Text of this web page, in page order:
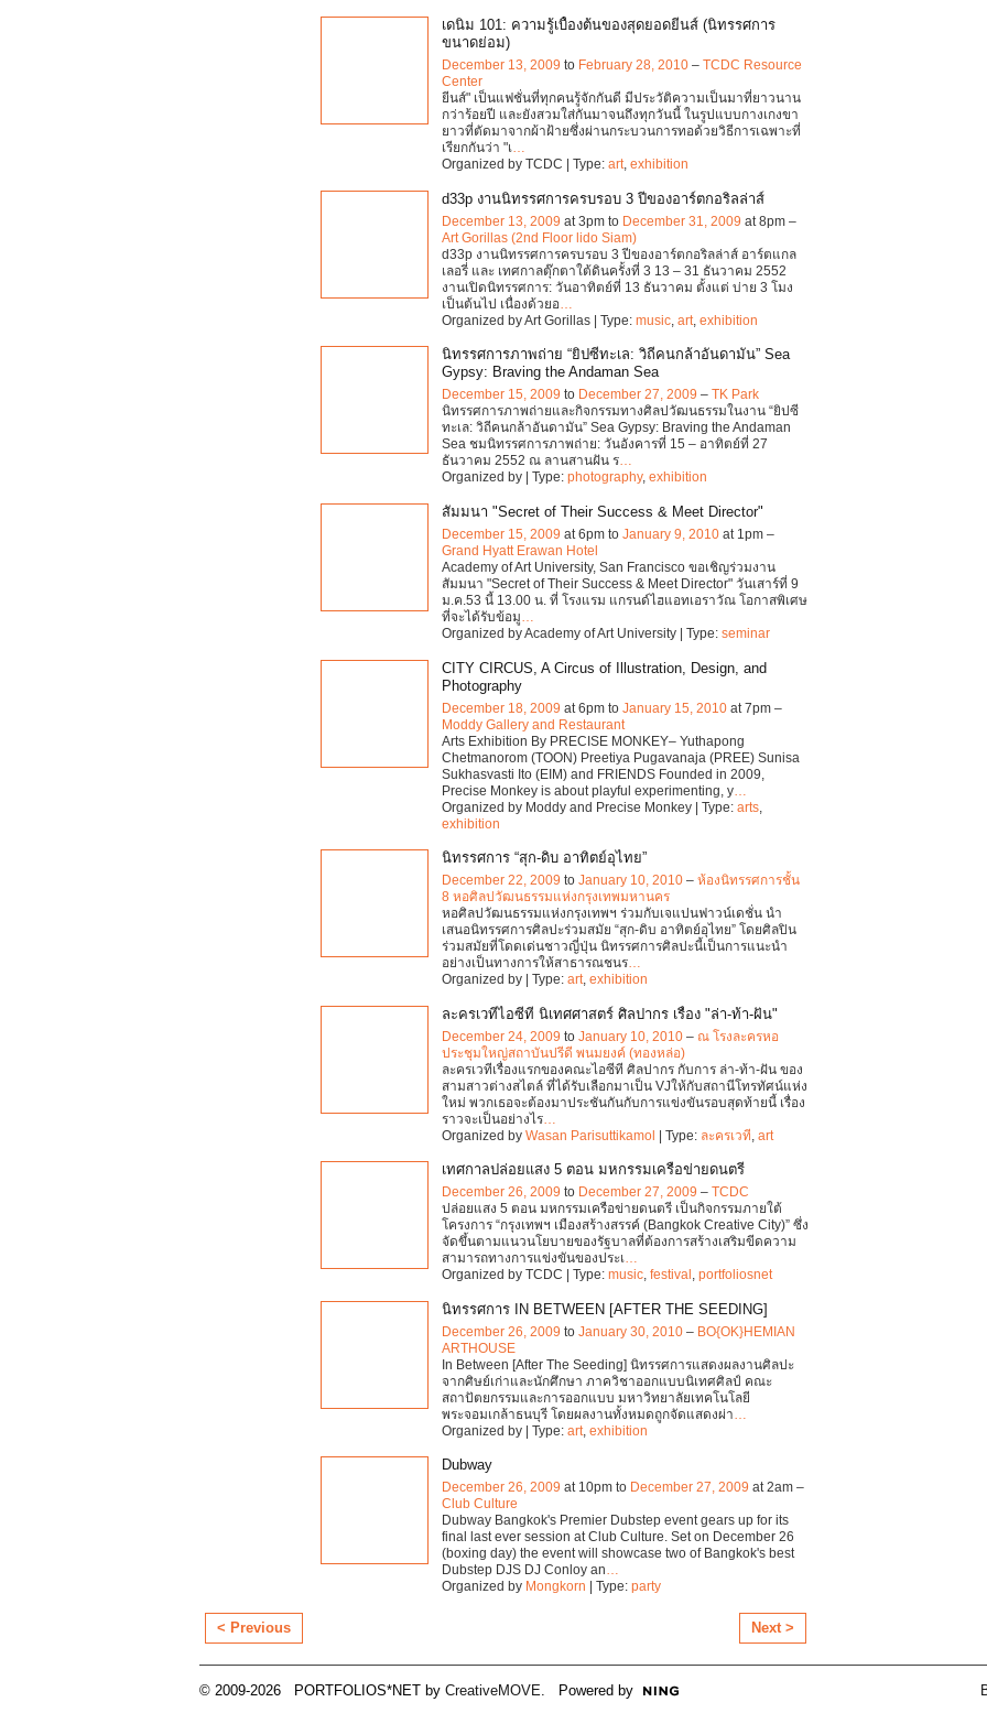
เดนิม 101: ความรู้เบื้องต้นของสุดยอดยีนส์ (นิทรรศการ
ขนาดย่อม)
December 13, 2009 to February 28, 2010 – TCDC Resource
Center
ยีนส์" เป็นแฟชั่นที่ทุกคนรู้จักกันดี มีประวัติความเป็นมาที่ยาวนาน
กว่าร้อยปี และยังสวมใส่กันมาจนถึงทุกวันนี้ ในรูปแบบกางเกงขา
ยาวที่ตัดมาจากผ้าฝ้ายซึ่งผ่านกระบวนการทอด้วยวิธีการเฉพาะที่
เรียกกันว่า "เ…
Organized by TCDC | Type: art, exhibition
d33p งานนิทรรศการครบรอบ 3 ปีของอาร์ตกอริลล่าส์
December 13, 2009 at 3pm to December 31, 2009 at 8pm –
Art Gorillas (2nd Floor lido Siam)
d33p งานนิทรรศการครบรอบ 3 ปีของอาร์ตกอริลล่าส์ อาร์ตแกล
เลอรี่ และ เทศกาลตุ๊กตาใต้ดินครั้งที่ 3 13 – 31 ธันวาคม 2552
งานเปิดนิทรรศการ: วันอาทิตย์ที่ 13 ธันวาคม ตั้งแต่ บ่าย 3 โมง
เป็นต้นไป เนื่องด้วยอ
Organized by Art Gorillas | Type: music art exhibition
นิทรรศการภาพถ่าย “ยิปซีทะเล: วิถีคนกล้าอันดามัน” Sea
Gypsy: Braving the Andaman Sea
December 15, 2009 to December 27, 2009 – TK Park
นิทรรศการภาพถ่ายและกิจกรรมทางศิลปวัฒนธรรมในงาน “ยิปซี
ทะเล: วิถีคนกล้าอันดามัน” Sea Gypsy: Braving the Andaman
Sea ชมนิทรรศการภาพถ่าย: วันอังคารที่ 15 – อาทิตย์ที่ 27
ธันวาคม 2552 ณ ลานสานฝัน ร…
Organized by | Type: photography, exhibition
สัมมนา "Secret of Their Success & Meet Director"
December 15, 2009 at 6pm to January 9, 2010 at 1pm –
Grand Hyatt Erawan Hotel
Academy of Art University, San Francisco ขอเชิญร่วมงาน
สัมมนา "Secret of Their Success & Meet Director" วันเสาร์ที่ 9
ม.ค.53 นี้ 13.00 น. ที่ โรงแรม แกรนด์ไฮแอทเอราวัณ โอกาสพิเศษ
ที่จะได้รับข้อมู…
Organized by Academy of Art University | Type: seminar
CITY CIRCUS, A Circus of Illustration, Design, and
Photography
December 18, 2009 at 6pm to January 15, 2010 at 7pm –
Moddy Gallery and Restaurant
Arts Exhibition By PRECISE MONKEY– Yuthapong
Chetmanorom (TOON) Preetiya Pugavanaja (PREE) Sunisa
Sukhasvasti Ito (EIM) and FRIENDS Founded in 2009,
Precise Monkey is about playful experimenting, y
Organized by Moddy and Precise Monkey | Type: arts
exhibition
นิทรรศการ “สุก-ดิบ อาทิตย์อุไทย”
December 22, 2009 to January 10, 2010 – ห้องนิทรรศการชั้น
8 หอศิลปวัฒนธรรมแห่งกรุงเทพมหานคร
หอศิลปวัฒนธรรมแห่งกรุงเทพฯ ร่วมกับเจแปนฟาวน์เดชั่น นำ
เสนอนิทรรศการศิลปะร่วมสมัย “สุก-ดิบ อาทิตย์อุไทย” โดยศิลปิน
ร่วมสมัยที่โดดเด่นชาวญี่ปุ่น นิทรรศการศิลปะนี้เป็นการแนะนำ
อย่างเป็นทางการให้สาธารณชนร…
Organized by | Type: art, exhibition
ละครเวทีไอซีที นิเทศศาสตร์ ศิลปากร เรื่อง "ล่า-ท้า-ฝัน"
December 24, 2009 to January 10, 2010 – ณ โรงละครหอ
ประชุมใหญ่สถาบันปรีดี พนมยงค์ (ทองหล่อ)
ละครเวทีเรื่องแรกของคณะไอซีที ศิลปากร กับการ ล่า-ท้า-ฝัน ของ
สามสาวต่างสไตล์ ที่ได้รับเลือกมาเป็น VJให้กับสถานีโทรทัศน์แห่ง
ใหม่ พวกเธอจะต้องมาประชันกันกับการแข่งขันรอบสุดท้ายนี้ เรื่อง
ราวจะเป็นอย่างไร
Organized by Wasan Parisuttikamol | Type: ละครเวที art
เทศกาลปล่อยแสง 5 ตอน มหกรรมเครือข่ายดนตรี
December 26, 2009 to December 27, 2009 – TCDC
ปล่อยแสง 5 ตอน มหกรรมเครือข่ายดนตรี เป็นกิจกรรมภายใต้
โครงการ “กรุงเทพฯ เมืองสร้างสรรค์ (Bangkok Creative City)” ซึ่ง
จัดขึ้นตามแนวนโยบายของรัฐบาลที่ต้องการสร้างเสริมขีดความ
สามารถทางการแข่งขันของประเ…
Organized by TCDC | Type: music, festival , portfoliosnet
นิทรรศการ IN BETWEEN [AFTER THE SEEDING]
December 26, 2009 to January 30, 2010 – BO{OK}HEMIAN
ARTHOUSE
In Between [After The Seeding] นิทรรศการแสดงผลงานศิลปะ
จากศิษย์เก่าและนักศึกษา ภาควิชาออกแบบนิเทศศิลป์ คณะ
สถาปัตยกรรมและการออกแบบ มหาวิทยาลัยเทคโนโลยี
พระจอมเกล้าธนบุรี โดยผลงานทั้งหมดถูกจัดแสดงผ่า…
Organized by | Type: art, exhibition
Dubway
December 26, 2009 at 10pm to December 27, 2009 at 2am –
Club Culture
Dubway Bangkok's Premier Dubstep event gears up for its
final last ever session at Club Culture. Set on December 26
(boxing day) the event will showcase two of Bangkok's best
Dubstep DJS DJ Conloy an…
Organized by Mongkorn | Type: party
< Previous Next >
© 2009-2026 PORTFOLIOS*NET by CreativeMOVE . Powered by